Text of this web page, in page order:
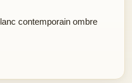
contemporain ombre